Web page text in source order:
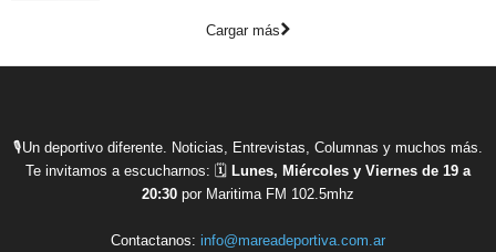
Cargar más
🎙Un deportivo diferente. Noticias, Entrevistas, Columnas y muchos más.
Te invitamos a escucharnos: 🗓 Lunes, Miércoles y Viernes de 19 a
20:30 por Maritima FM 102.5mhz
Contactanos: info@mareadeportiva.com.ar